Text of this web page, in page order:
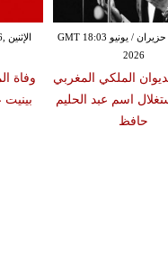
وفاة
الثلاثاء ,16 حزيران / يونيو GMT 18:03
2026
الملكي المغربي
اسم عبد الحليم
حافظ